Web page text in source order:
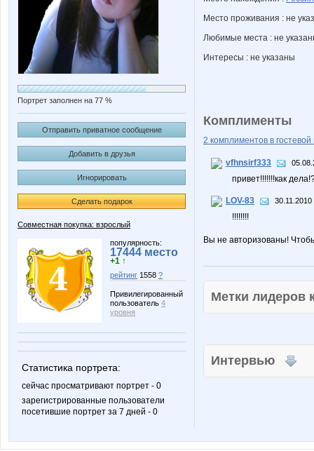
Портрет заполнен на 77 %
Отправить приватное сообщение
Добавить в друзья
Игнорировать
Сделать подарок
Совместная покупка: взрослый
популярность:
17444 место
+1 ↑
рейтинг 1558 ?
Привилегированный
пользователь 4
уровня
Статистика портрета:
сейчас просматривают портрет - 0
зарегистрированные пользователи
посетившие портрет за 7 дней - 0
Место проживания : не
Любимые места : не
Интересы : не указаны
Комплименты
2 комплиментов в гостевой
vfhnsirf333
привет!!!!!!!как
LOV-83 30.11.2010
!!!!!!!!
Вы не авторизованы!
Метки
Интервью